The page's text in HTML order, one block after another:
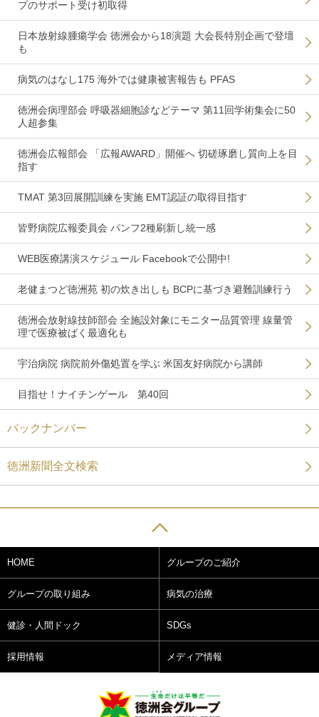
プのサポート受け初取得
日本放射線腫瘍学会 徳洲会から18演題 大会長特別企画で登壇
も
病気のはなし175 海外では健康被害報告も PFAS
徳洲会病理部会 呼吸器細胞診などテーマ 第11回学術集会に50
人超参集
徳洲会広報部会 「広報AWARD」開催へ 切磋琢磨し質向上を目
指す
TMAT 第3回展開訓練を実施 EMT認証の取得目指す
皆野病院広報委員会 パンフ2種刷新し統一感
WEB医療講演スケジュール Facebookで公開中!
老健まつど徳洲苑 初の炊き出しも BCPに基づき避難訓練行う
徳洲会放射線技師部会 全施設対象にモニター品質管理 線量管
理で医療被ばく最適化も
宇治病院 病院前外傷処置を学ぶ 米国友好病院から講師
目指せ！ナイチンゲール 第40回
バックナンバー
徳洲新聞全文検索
HOME グループのご紹介
グループの取り組み 病気の治療
健診・人間ドック SDGs
採用情報 メディア情報